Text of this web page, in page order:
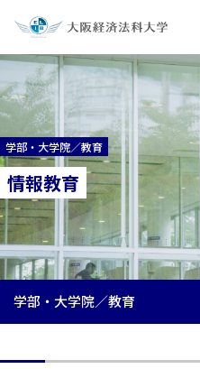
学部・大学院／教育
情報教育
学部・大学院／教育